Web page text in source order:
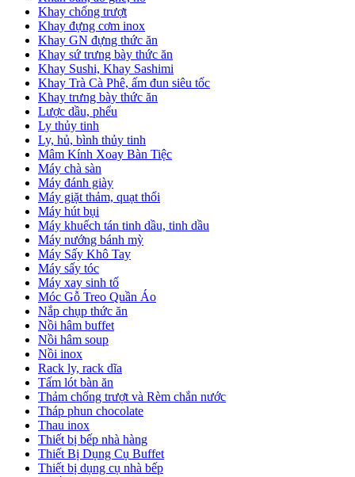
Khay chống trượt
Khay đựng cơm inox
Khay GN đựng thức ăn
Khay sứ trưng bày thức ăn
Khay Sushi, Khay Sashimi
Khay Trà Cà Phê, ấm đun siêu tốc
Khay trưng bày thức ăn
Lược dầu, phểu
Ly thủy tinh
Ly, hủ, bình thủy tinh
Mâm Kính Xoay Bàn Tiệc
Máy chà sàn
Máy đánh giày
Máy giặt thảm, quạt thổi
Máy hút bụi
Máy khuếch tán tinh dầu, tinh dầu
Máy nướng bánh mỳ
Máy Sấy Khô Tay
Máy sấy tóc
Máy xay sinh tố
Móc Gỗ Treo Quần Áo
Nắp chụp thức ăn
Nồi hâm buffet
Nồi hâm soup
Nồi inox
Rack ly, rack dĩa
Tấm lót bàn ăn
Thảm chống trượt và Rèm chắn nước
Tháp phun chocolate
Thau inox
Thiết bị bếp nhà hàng
Thiết Bị Dụng Cụ Buffet
Thiết bị dụng cụ nhà bếp